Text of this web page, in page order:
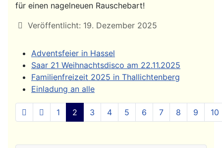
für einen nagelneuen Rauschebart!
Details
Veröffentlicht: 19. Dezember 2025
Adventsfeier in Hassel
Saar 21 Weihnachtsdisco am 22.11.2025
Familienfreizeit 2025 in Thallichtenberg
Einladung an alle
Seite 2 von 20
1 2 3 4 5 6 7 8 9 10